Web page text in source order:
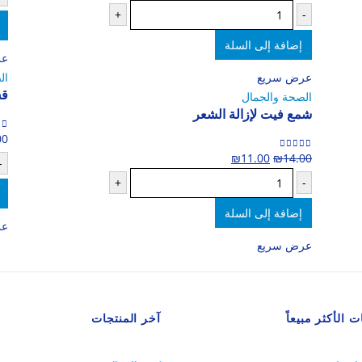
-
+
إضافة إلى السلة
عرض سريع
الصحة والجمال
شمع فيت لإزالة الشعر
0
out of 5
₪14.00
السعر
هو:
₪14.00.
₪11.00
السعر
هو:
₪11.00.
-
+
إضافة إلى السلة
عرض سريع
0
5
الأكثر مبيعاً آخر المنتجات